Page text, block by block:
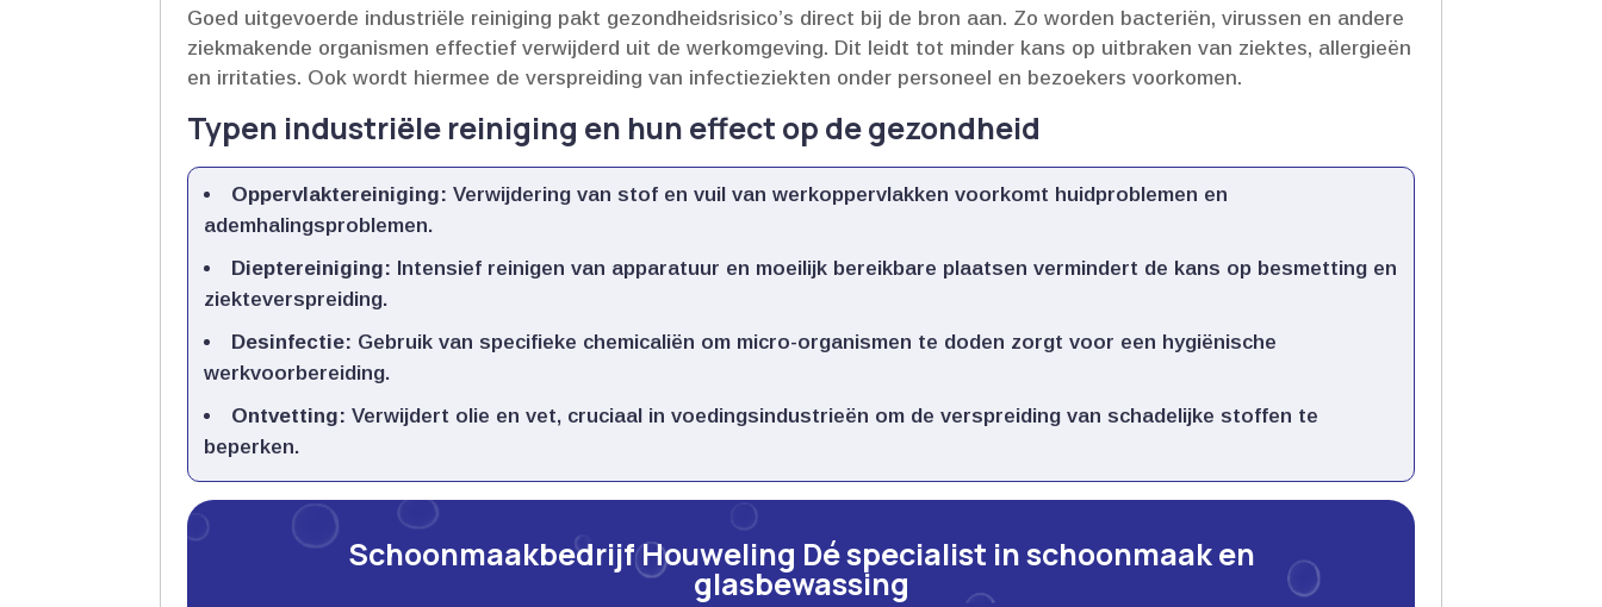
Goed uitgevoerde industriële reiniging pakt gezondheidsrisico’s direct bij de bron aan.​ Zo worden bacteriën, virussen en andere
ziekmakende organismen effectief verwijderd uit de werkomgeving.​ Dit leidt tot minder kans op uitbraken van ziektes, allergieën
en irritaties.​ Ook wordt hiermee de verspreiding van infectieziekten onder personeel en bezoekers voorkomen.​
Typen industriële reiniging en hun effect op de gezondheid
Oppervlaktereiniging: Verwijdering van stof en vuil van werkoppervlakken voorkomt huidproblemen en
ademhalingsproblemen.​
Dieptereiniging: Intensief reinigen van apparatuur en moeilijk bereikbare plaatsen vermindert de kans op besmetting en
ziekteverspreiding.​
Desinfectie: Gebruik van specifieke chemicaliën om micro-organismen te doden zorgt voor een hygiënische
werkvoorbereiding.​
Ontvetting: Verwijdert olie en vet, cruciaal in voedingsindustrieën om de verspreiding van schadelijke stoffen te
beperken.​
Schoonmaakbedrijf Houweling Dé specialist in schoonmaak en
glasbewassing